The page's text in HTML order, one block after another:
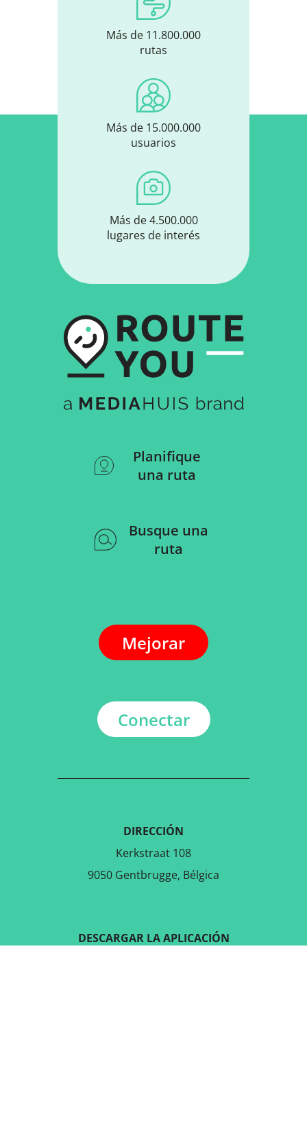
Más de 11.800.000
rutas
Más de 15.000.000
usuarios
Más de 4.500.000
lugares de interés
Planifique
una ruta
Busque una
ruta
Mejorar
Conectar
DIRECCIÓN
Kerkstraat 108
9050 Gentbrugge, Bélgica
DESCARGAR LA APLICACIÓN